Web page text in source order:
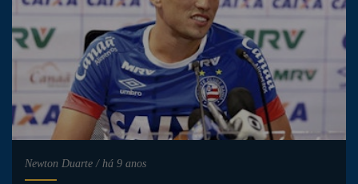
Newton Duarte / há 9 anos